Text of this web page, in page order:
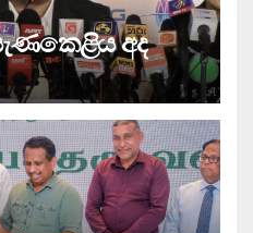
අද